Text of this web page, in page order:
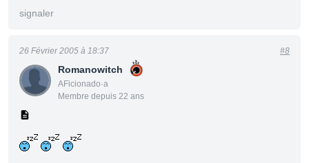
signaler
Romanowitch
AFicionado·a
Membre depuis 22 ans
26 Février 2005 à 18:37 #8